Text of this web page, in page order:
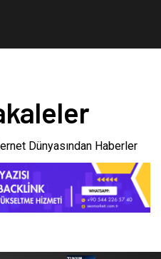
Dünyasından Haberler